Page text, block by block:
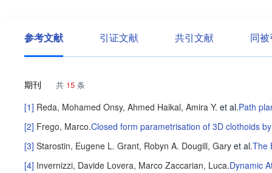
参考文献 引证文献 共引文献 同
期刊 共 15 条
[1] Reda, Mohamed Onsy, Ahmed Haikal, Amira Y. et al.Path
[2] Frego, Marco.Closed form parametrisation of 3D clothoids
[3] Starostin, Eugene L. Grant, Robyn A. Dougill, Gary et al.The
[4] Invernizzi, Davide Lovera, Marco Zaccarian, Luca.Dynamic